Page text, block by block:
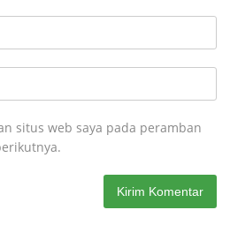
situs web saya pada peramban